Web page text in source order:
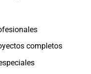
completos